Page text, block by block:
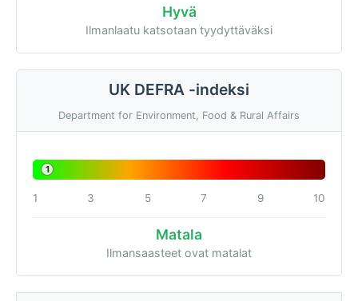
Hyvä
Ilmanlaatu katsotaan tyydyttäväksi
UK DEFRA -indeksi
Department for Environment, Food & Rural Affairs
1
1 3 5 7 9 10
Matala
Ilmansaasteet ovat matalat